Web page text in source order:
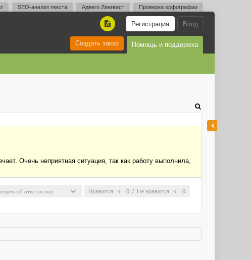
SEO-анализ текста Адвего Лингвист Проверка орфографии
Вход
Регистрация
A
Помощь и поддержка
Создать заказ
Очень неприятная ситуация, так как работу выполнила,
Нравится 0 / Не нравится 0